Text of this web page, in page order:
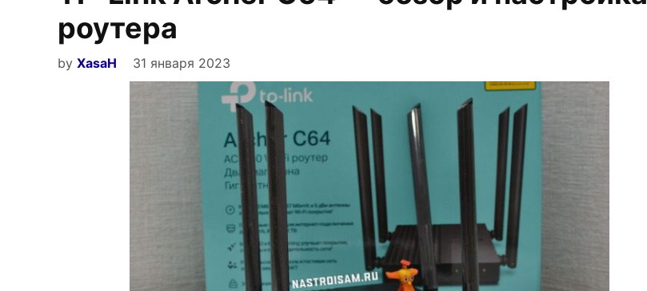
роутера
by XasaH 31 января 2023